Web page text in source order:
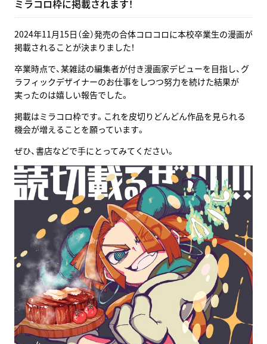
ミラコロ枠に掲載されます！
2024年11月15日（金）発売の合体コロコロに本校卒業生の漫画が
掲載されることが決まりました！
卒業時点で、某雑誌の編集者が付き漫画家デビューを目指し、グ
ラフィックデザイナーのお仕事をしつつ努力を続けた結果が
実ったのは嬉しい報告でした。
掲載はミラコロ枠です。これを皮切りどんどん作品を見られる
機会が増えることを願っています。
ぜひ、書店などで手にとってみてください。